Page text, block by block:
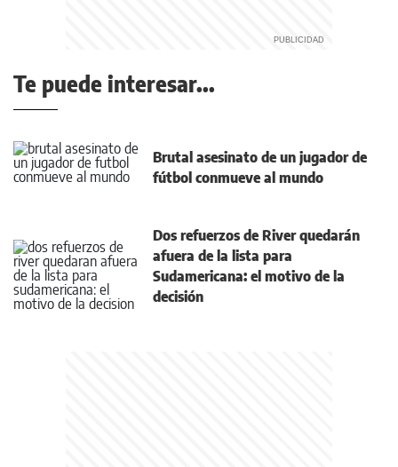
Te puede interesar...
Brutal asesinato de un jugador de
fútbol conmueve al mundo
Dos refuerzos de River quedarán
afuera de la lista para
Sudamericana: el motivo de la
decisión